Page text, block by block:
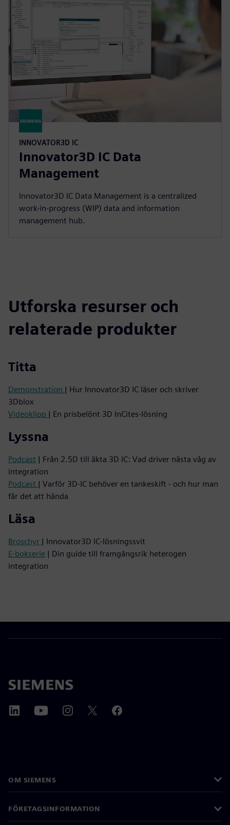
INNOVATOR3D IC
Innovator3D IC Data
Management
Innovator3D IC Data Management is a centralized
work-in-progress (WIP) data and information
management hub.
Utforska resurser och
relaterade produkter
Titta
Demonstration | Hur Innovator3D IC läser och skriver
3Dblox
Videoklipp | En prisbelönt 3D InCites-lösning
Lyssna
Podcast | Från 2.5D till äkta 3D IC: Vad driver nästa våg av
integration
Podcast | Varför 3D-IC behöver en tankeskift - och hur man
får det att hända
Läsa
Broschyr | Innovator3D IC-lösningssvit
E-bokserie | Din guide till framgångsrik heterogen
integration
OM SIEMENS
FÖRETAGSINFORMATION